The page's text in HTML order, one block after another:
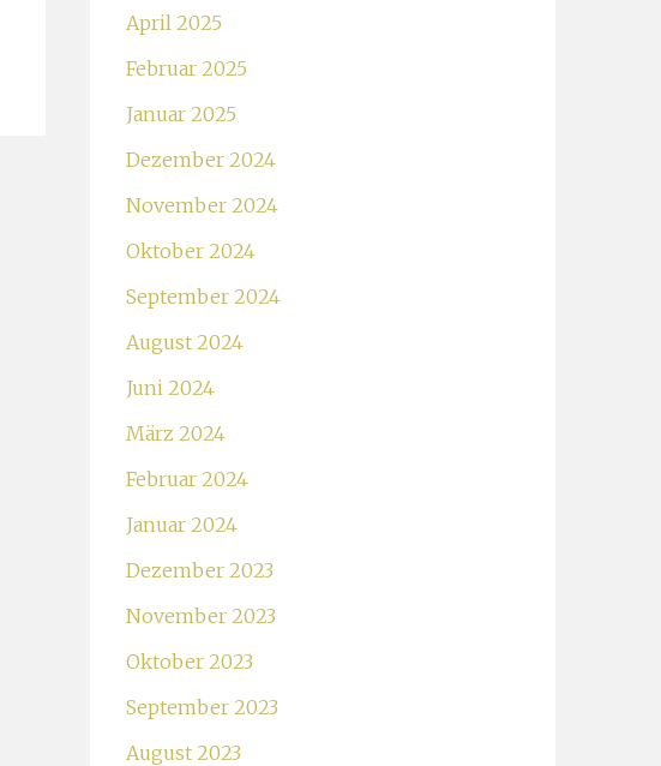
April 2025
Februar 2025
Januar 2025
Dezember 2024
November 2024
Oktober 2024
September 2024
August 2024
Juni 2024
März 2024
Februar 2024
Januar 2024
Dezember 2023
November 2023
Oktober 2023
September 2023
August 2023